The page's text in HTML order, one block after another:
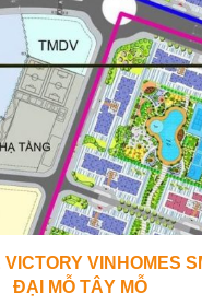
VINHOMES
ĐẠI MỖ TÂY MỖ